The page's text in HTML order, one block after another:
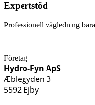
Expertstöd
Professionell vägledning
Företag
Hydro-Fyn ApS
Æblegyden 3
5592 Ejby